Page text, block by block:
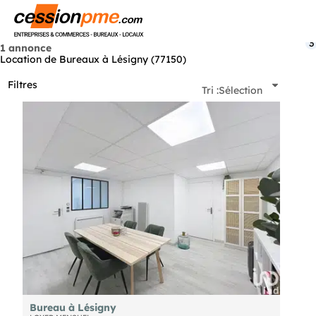
1 annonce
Location de Bureaux à Lésigny (77150)
Filtres
3
Tri :Sélection
Bureau à Lésigny